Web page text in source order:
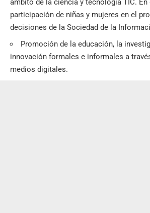
ámbito de la ciencia y tecnología TIC.
participación de niñas y mujeres en el
decisiones de la Sociedad de la
Promoción de la educación, la
innovación formales e informales a
medios digitales.